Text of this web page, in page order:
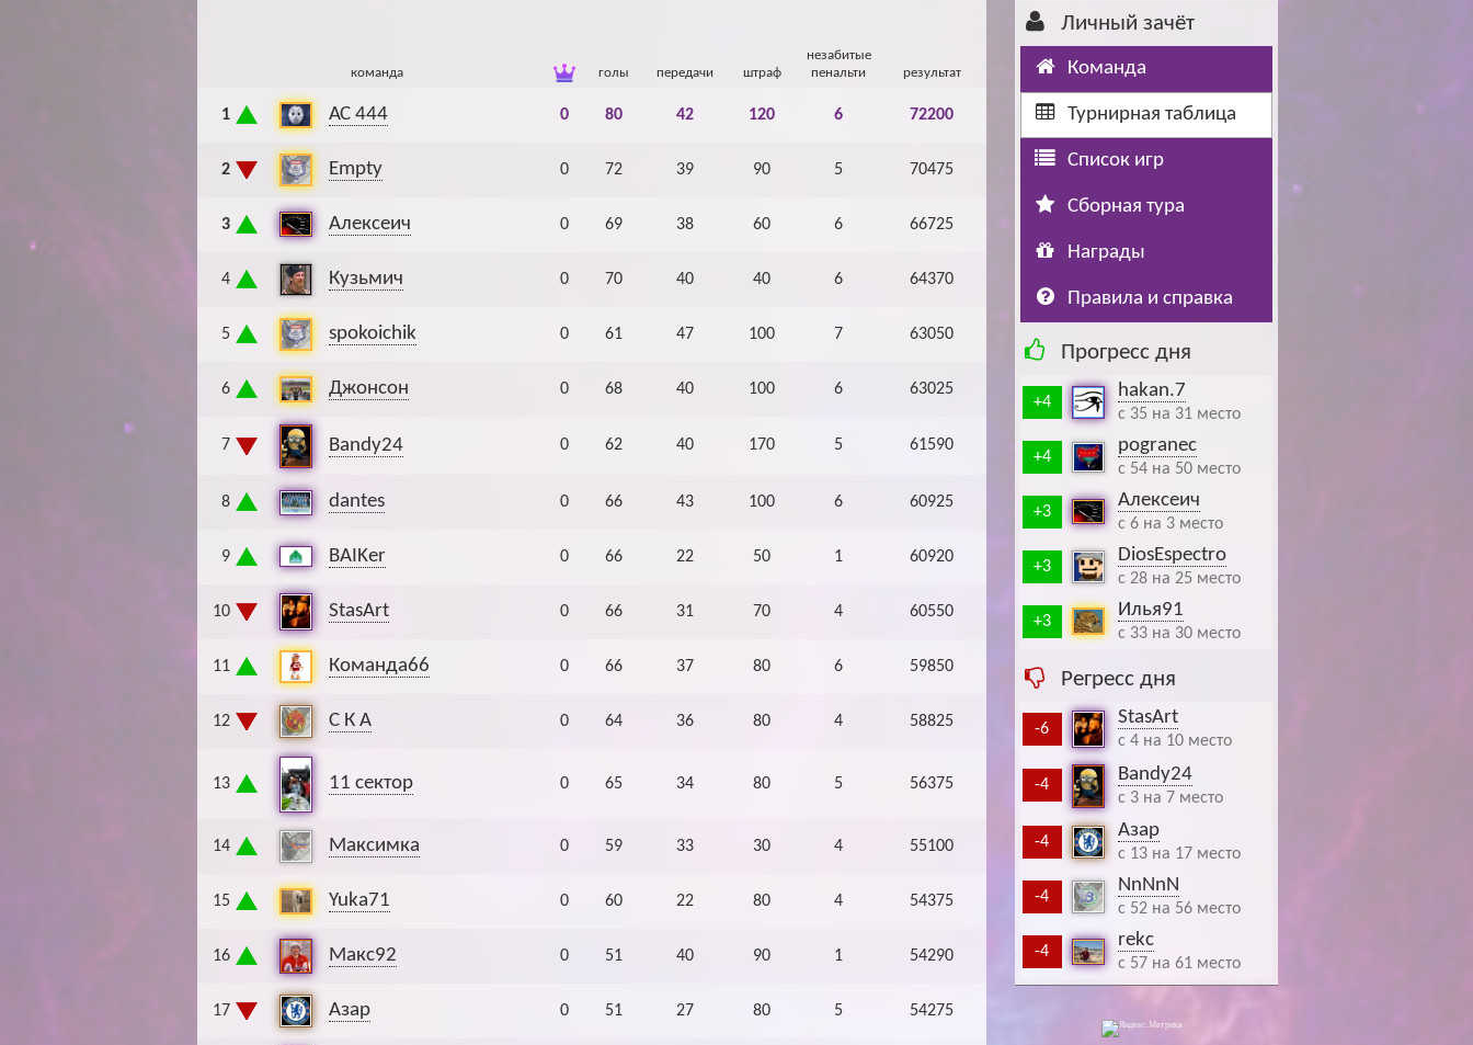
Hound: блог болельщика
Ragnar: блог болельщика
команда голы передачи штраф
незабитые
пенальти
результат
1 АС 444 0 80 42 120 6 72200
2 Empty 0 72 39 90 5 70475
3 Алексеич 0 69 38 60 6 66725
4 Кузьмич 0 70 40 40 6 64370
5 spokoichik 0 61 47 100 7 63050
6 Джонсон 0 68 40 100 6 63025
7 Bandy24 0 62 40 170 5 61590
8 dantes 0 66 43 100 6 60925
9 BAIKer 0 66 22 50 1 60920
10 StasArt 0 66 31 70 4 60550
11 Команда66 0 66 37 80 6 59850
12 С К А 0 64 36 80 4 58825
13 11 сектор 0 65 34 80 5 56375
14 Максимка 0 59 33 30 4 55100
15 Yuka71 0 60 22 80 4 54375
16 Макс92 0 51 40 90 1 54290
17 Азар 0 51 27 80 5 54275
Личный зачёт
Команда
Турнирная таблица
Список игр
Сборная тура
Награды
Правила и справка
Прогресс дня
+4
hakan.7
c 35 на 31 место
+4
pogranec
c 54 на 50 место
+3
Алексеич
c 6 на 3 место
+3
DiosEspectro
c 28 на 25 место
+3
Илья91
c 33 на 30 место
Регресс дня
-6
StasArt
c 4 на 10 место
-4 Bandy24
c 3 на 7 место
-4
Азар
c 13 на 17 место
-4
NnNnN
c 52 на 56 место
-4
rekc
c 57 на 61 место